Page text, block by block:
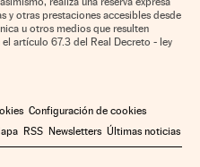
y otras prestaciones accesibles desde
u otros medios que resulten
artículo 67.3 del Real Decreto - ley
Configuración de cookies
RSS Newsletters Últimas noticias